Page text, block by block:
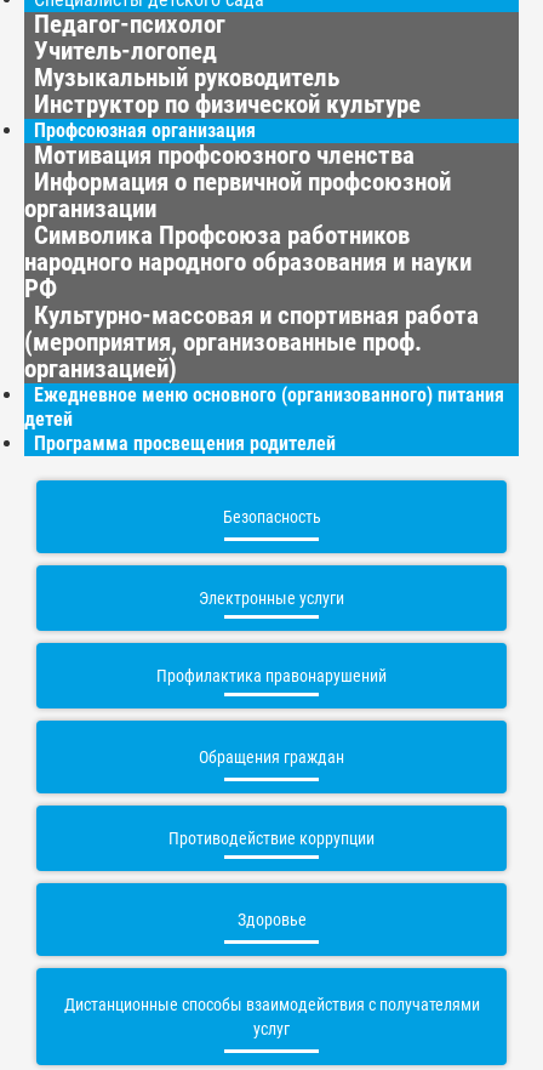
Педагог-психолог
Учитель-логопед
Музыкальный руководитель
Инструктор по физической культуре
Профсоюзная организация
Мотивация профсоюзного членства
Информация о первичной профсоюзной
организации
Символика Профсоюза работников
народного народного образования и науки
РФ
Культурно-массовая и спортивная работа
(мероприятия, организованные проф.
организацией)
Ежедневное меню основного (организованного) питания
детей
Программа просвещения родителей
Безопасность
Электронные услуги
Профилактика правонарушений
Обращения граждан
Противодействие коррупции
Здоровье
Дистанционные способы взаимодействия с получателями
услуг